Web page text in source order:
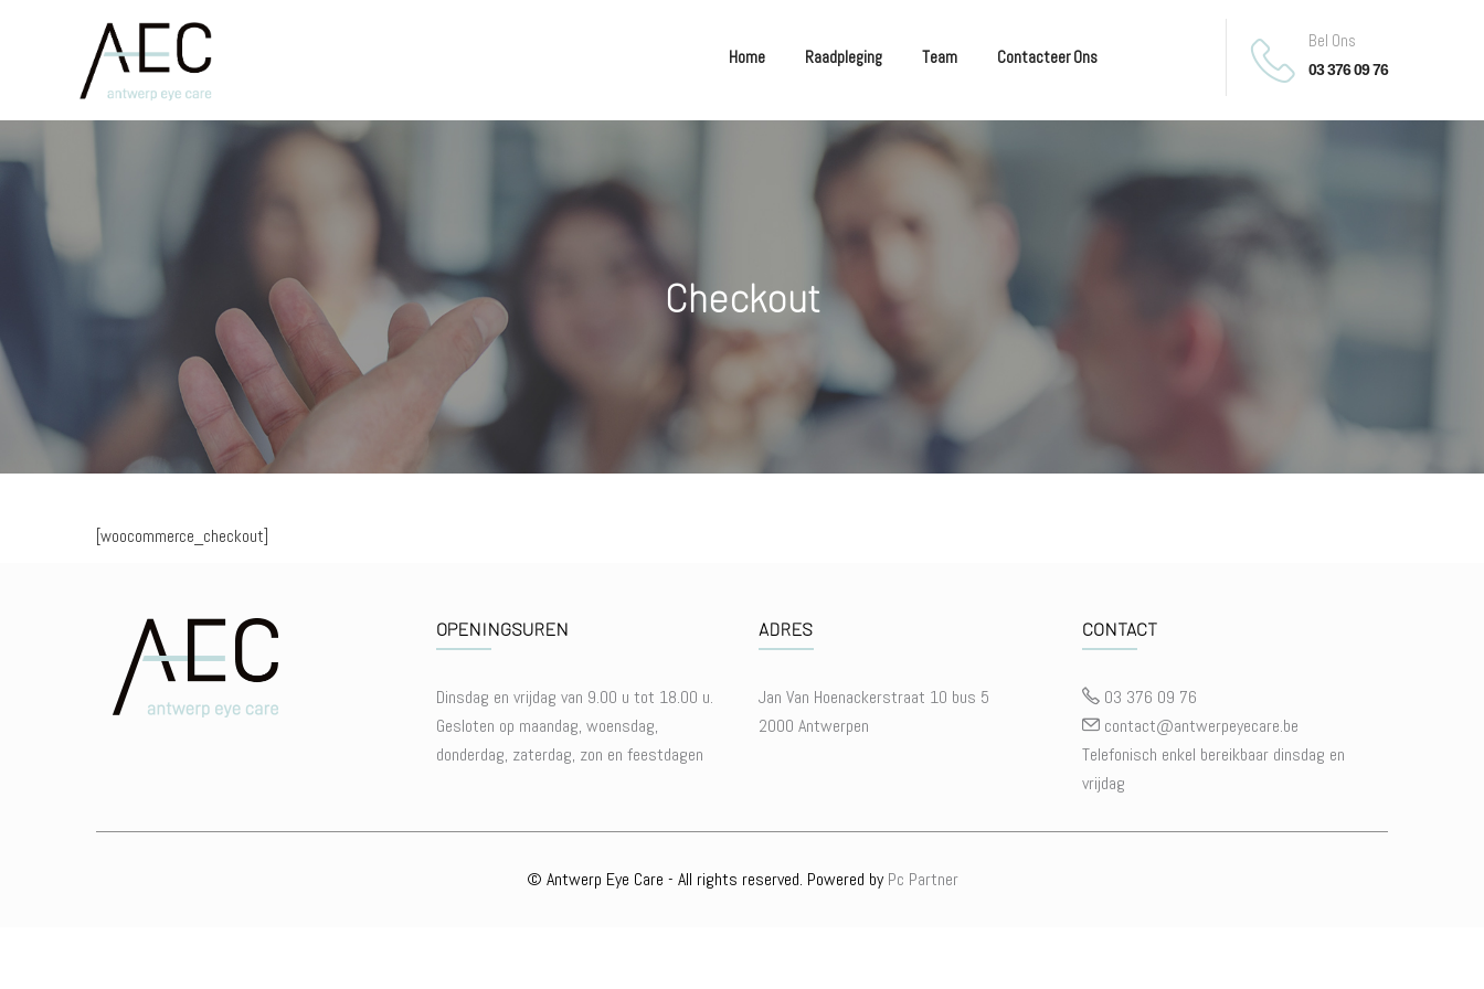
Home Raadpleging Team Contacteer Ons
Bel Ons
03 376 09 76
Checkout
[woocommerce_checkout]
OPENINGSUREN
Dinsdag en vrijdag van 9.00 u tot 18.00 u.
Gesloten op maandag, woensdag,
donderdag, zaterdag, zon en feestdagen
ADRES
Jan Van Hoenackerstraat 10 bus 5
2000 Antwerpen
CONTACT
03 376 09 76
contact@antwerpeyecare.be
Telefonisch enkel bereikbaar dinsdag en
vrijdag
© Antwerp Eye Care - All rights reserved. Powered byPc Partner